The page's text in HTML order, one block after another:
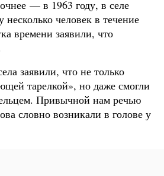
— в 1963 году, в селе
человек в течение
времени заявили, что
заявили, что не только
тарелкой», но даже смогли
Привычной нам речью
словно возникали в голове у